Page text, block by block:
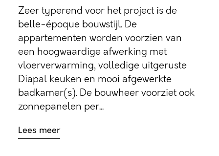
Zeer typerend voor het project is de
belle-époque bouwstijl. De
appartementen worden voorzien van
een hoogwaardige afwerking met
vloerverwarming, volledige uitgeruste
Diapal keuken en mooi afgewerkte
badkamer(s). De bouwheer voorziet ook
zonnepanelen per...
Lees meer